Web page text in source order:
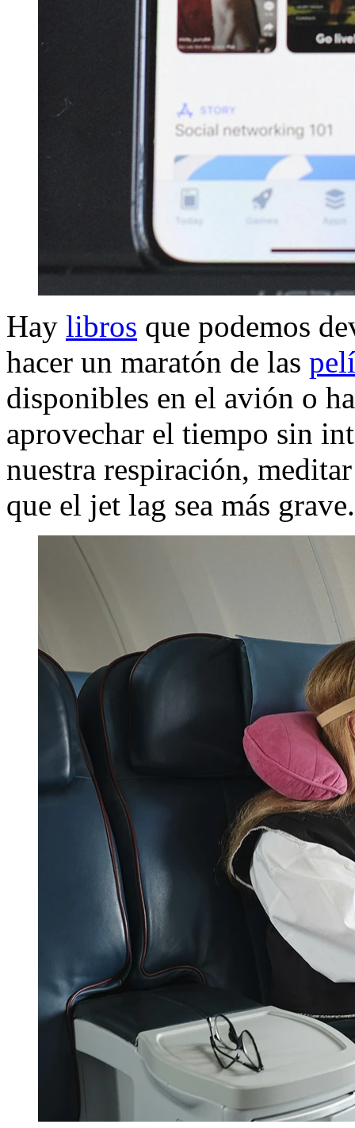
Hay libros que podemos
hacer un maratón de las
disponibles en el avión o
aprovechar el tiempo sin
nuestra respiración,
que el jet lag sea más grave.